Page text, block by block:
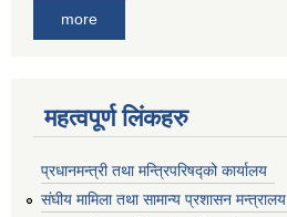
more
महत्वपूर्ण लिंकहरु
प्रधानमन्त्री तथा मन्त्रिपरिषद्को कार्यालय
संघीय मामिला तथा सामान्य प्रशासन मन्त्रालय